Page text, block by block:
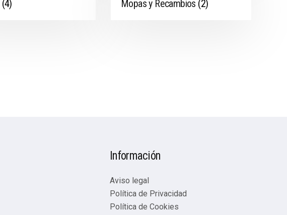
(4) Mopas y Recambios (2)
Información
Aviso legal
Política de Privacidad
Política de Cookies